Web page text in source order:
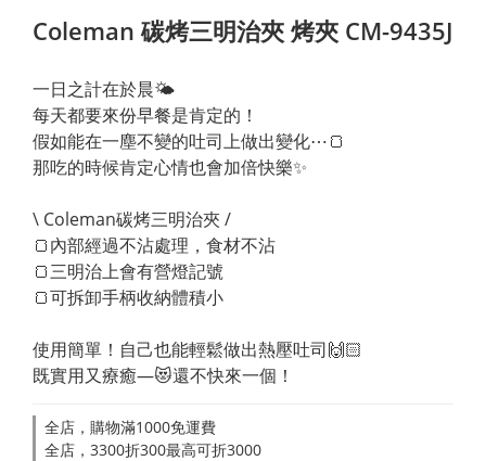
Coleman 碳烤三明治夾 烤夾 CM-9435J
一日之計在於晨🌤️
每天都要來份早餐是肯定的！
假如能在一塵不變的吐司上做出變化⋯🍞
那吃的時候肯定心情也會加倍快樂✨
\ Coleman碳烤三明治夾 /
🍞內部經過不沾處理，食材不沾
🍞三明治上會有營燈記號
🍞可拆卸手柄收納體積小
使用簡單！自己也能輕鬆做出熱壓吐司🙌🏻
既實用又療癒—😻還不快來一個！
全店，購物滿1000免運費
全店，3300折300最高可折3000